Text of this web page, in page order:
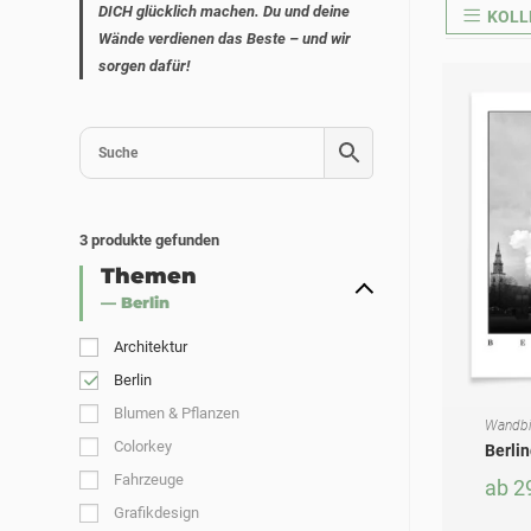
ab
DICH glücklich machen. Du und deine
Wände verdienen das Beste – und wir
sorgen dafür!
3 produkte gefunden
Themen
— Berlin
Architektur
Berlin
Blumen & Pflanzen
Colorkey
Fahrzeuge
Grafikdesign